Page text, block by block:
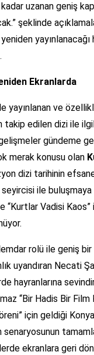
uzanan geniş
şeklinde
yayınlanacağı
Ekranlarda
yayınlanan ve
takip edilen dizi ile
gündeme
merak konusu olan
dizi tarihinin
ile buluşmaya
“Kurtlar Vadisi Kaos”
rolü ile geniş
uyandıran Necati
hayranlarına
“Bir Hadis Bir Film
için geldiği
ekranlara geri